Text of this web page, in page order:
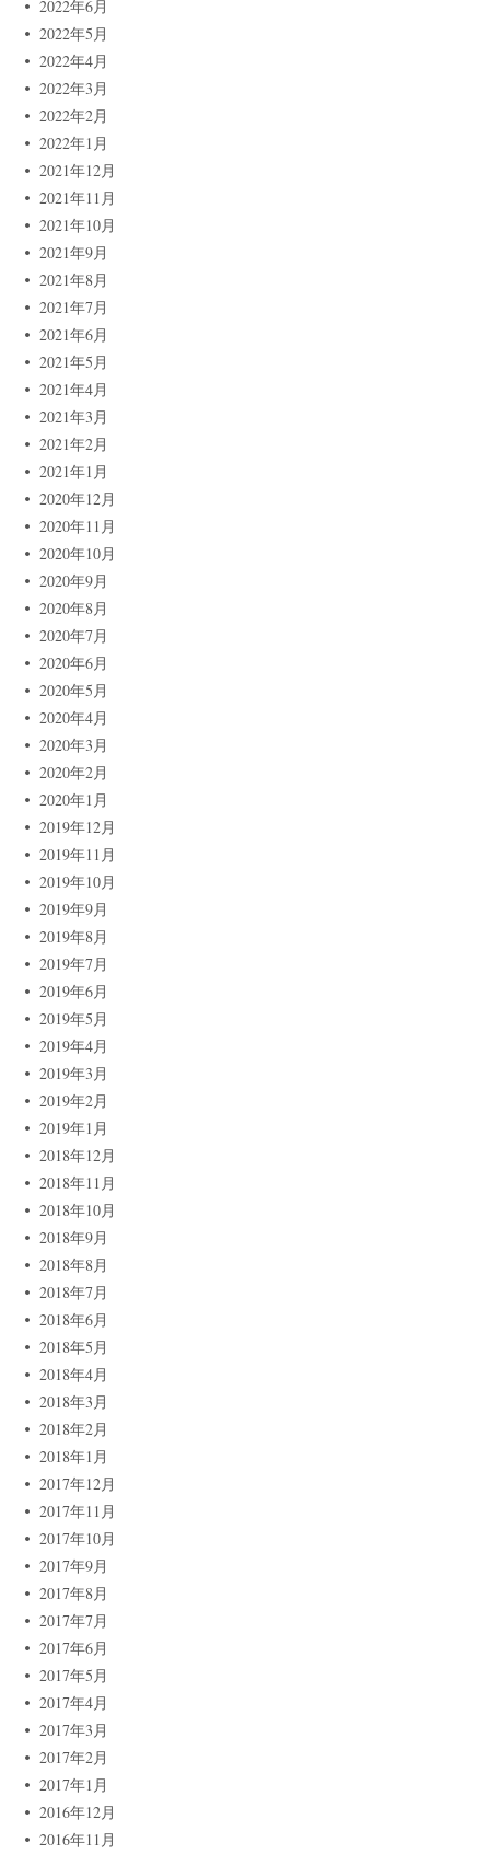
2022年6月
2022年5月
2022年4月
2022年3月
2022年2月
2022年1月
2021年12月
2021年11月
2021年10月
2021年9月
2021年8月
2021年7月
2021年6月
2021年5月
2021年4月
2021年3月
2021年2月
2021年1月
2020年12月
2020年11月
2020年10月
2020年9月
2020年8月
2020年7月
2020年6月
2020年5月
2020年4月
2020年3月
2020年2月
2020年1月
2019年12月
2019年11月
2019年10月
2019年9月
2019年8月
2019年7月
2019年6月
2019年5月
2019年4月
2019年3月
2019年2月
2019年1月
2018年12月
2018年11月
2018年10月
2018年9月
2018年8月
2018年7月
2018年6月
2018年5月
2018年4月
2018年3月
2018年2月
2018年1月
2017年12月
2017年11月
2017年10月
2017年9月
2017年8月
2017年7月
2017年6月
2017年5月
2017年4月
2017年3月
2017年2月
2017年1月
2016年12月
2016年11月